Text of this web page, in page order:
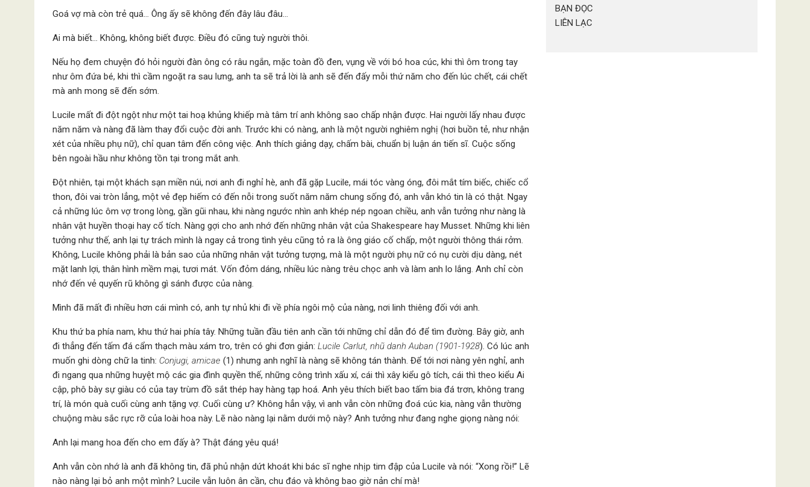
Goá vợ mà còn trẻ quá… Ông ấy sẽ không đến đây lâu đâu…
Ai mà biết… Không, không biết được. Điều đó cũng tuỳ người thôi.
Nếu họ đem chuyện đó hỏi người đàn ông có râu ngắn, mặc toàn đồ đen, vụng về với bó hoa cúc, khi thì ôm trong tay
như ôm đứa bé, khi thì cầm ngoặt ra sau lưng, anh ta sẽ trả lời là anh sẽ đến đấy mỗi thứ năm cho đến lúc chết, cái chết
mà anh mong sẽ đến sớm.
Lucile mất đi đột ngột như một tai hoạ khủng khiếp mà tâm trí anh không sao chấp nhận được. Hai người lấy nhau được
năm năm và nàng đã làm thay đổi cuộc đời anh. Trước khi có nàng, anh là một người nghiêm nghị (hơi buồn tẻ, như nhận
xét của nhiều phụ nữ), chỉ quan tâm đến công việc. Anh thích giảng dạy, chấm bài, chuẩn bị luận án tiến sĩ. Cuộc sống
bên ngoài hầu như không tồn tại trong mắt anh.
Đột nhiên, tại một khách sạn miền núi, nơi anh đi nghỉ hè, anh đã gặp Lucile, mái tóc vàng óng, đôi mắt tím biếc, chiếc cổ
thon, đôi vai tròn lẳng, một vẻ đẹp hiếm có đến nỗi trong suốt năm năm chung sống đó, anh vẫn khó tin là có thật. Ngay
cả những lúc ôm vợ trong lòng, gần gũi nhau, khi nàng ngước nhìn anh khép nép ngoan chiều, anh vẫn tưởng như nàng là
nhân vật huyền thoại hay cổ tích. Nàng gợi cho anh nhớ đến những nhân vật của Shakespeare hay Musset. Những khi liên
tưởng như thế, anh lại tự trách mình là ngay cả trong tình yêu cũng tỏ ra là ông giáo cố chấp, một người thông thái rởm.
Không, Lucile không phải là bản sao của những nhân vật tưởng tượng, mà là một người phụ nữ có nụ cười dịu dàng, nét
mặt lanh lợi, thân hình mềm mại, tươi mát. Vốn đỏm dáng, nhiều lúc nàng trêu chọc anh và làm anh lo lắng. Anh chỉ còn
nhớ đến vẻ quyến rũ không gì sánh được của nàng.
Mình đã mất đi nhiều hơn cái mình có, anh tự nhủ khi đi về phía ngôi mộ của nàng, nơi linh thiêng đối với anh.
Khu thứ ba phía nam, khu thứ hai phía tây. Những tuần đầu tiên anh cần tới những chỉ dẫn đó để tìm đường. Bây giờ, anh
đi thẳng đến tấm đá cẩm thạch màu xám tro, trên có ghi đơn giản: Lucile Carlut, nhũ danhAuban (1901-1928). Có lúc anh
muốn ghi dòng chữ la tinh: Conjugi, amicae (1) nhưng anh nghĩ là nàng sẽ không tán thành. Để tới nơi nàng yên nghỉ, anh
đi ngang qua những huyệt mộ các gia đình quyền thế, những công trình xấu xí, cái thì xây kiểu gô tích, cái thì theo kiểu Ai
cập, phô bày sự giàu có của tay trùm đồ sắt thép hay hàng tạp hoá. Anh yêu thích biết bao tấm bia đá trơn, không trang
trí, là món quà cuối cùng anh tặng vợ. Cuối cùng ư? Không hẳn vậy, vì anh vẫn còn những đoá cúc kia, nàng vẫn thường
chuộng màu sắc rực rỡ của loài hoa này. Lẽ nào nàng lại nằm dưới mộ này? Anh tưởng như đang nghe giọng nàng nói:
Anh lại mang hoa đến cho em đấy à? Thật đáng yêu quá!
Anh vẫn còn nhớ là anh đã không tin, đã phủ nhận dứt khoát khi bác sĩ nghe nhịp tim đập của Lucile và nói: “Xong rồi!” Lẽ
nào nàng lại bỏ anh một mình? Lucile vẫn luôn ân cần, chu đáo và không bao giờ nản chí mà!
BẠN ĐỌC
LIÊN LẠC